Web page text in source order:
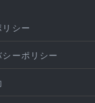
シー
ーポリシー